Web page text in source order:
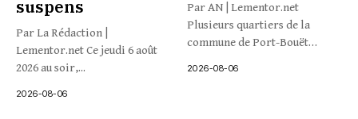
suspens
Par La Rédaction |
Lementor.net Ce jeudi 6 août
2026 au soir,...
2026-08-06
Par AN | Lementor.net
Plusieurs quartiers de la
commune de Port-Bouët
2026-08-06